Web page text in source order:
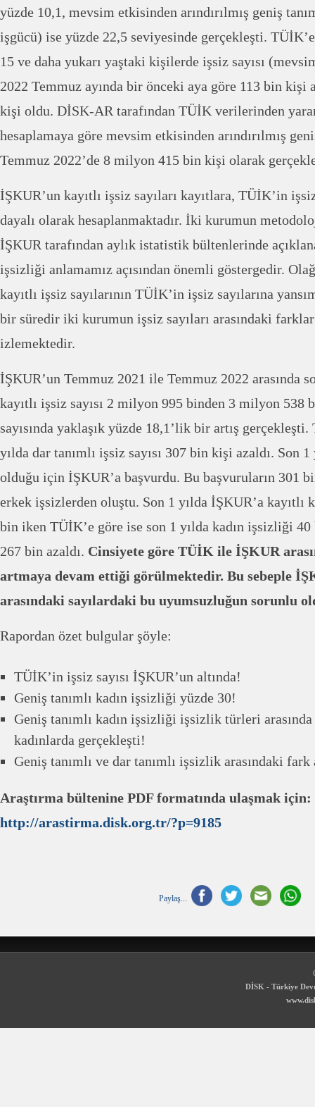
yüzde 10,1, mevsim etkisinden arındırılmış geniş
işgücü) ise yüzde 22,5 seviyesinde gerçekleşti.
15 ve daha yukarı yaştaki kişilerde işsiz sayısı
2022 Temmuz ayında bir önceki aya göre 113 bin
kişi oldu. DİSK-AR tarafından TÜİK verilerinden
hesaplamaya göre mevsim etkisinden arındırılmış
Temmuz 2022’de 8 milyon 415 bin kişi olarak
İŞKUR’un kayıtlı işsiz sayıları kayıtlara, TÜİK’in
dayalı olarak hesaplanmaktadır. İki kurumun
İŞKUR tarafından aylık istatistik bültenlerinde
işsizliği anlamamız açısından önemli göstergedir.
kayıtlı işsiz sayılarının TÜİK’in işsiz sayılarına
bir süredir iki kurumun işsiz sayıları arasındaki
izlemektedir.
İŞKUR’un Temmuz 2021 ile Temmuz 2022 arasında
kayıtlı işsiz sayısı 2 milyon 995 binden 3 milyon 538
sayısında yaklaşık yüzde 18,1’lik bir artış
yılda dar tanımlı işsiz sayısı 307 bin kişi azaldı. Son
olduğu için İŞKUR’a başvurdu. Bu başvuruların 301
erkek işsizlerden oluştu. Son 1 yılda İŞKUR’a kayıtlı
bin iken TÜİK’e göre ise son 1 yılda kadın işsizliği
267 bin azaldı. Cinsiyete göre TÜİK ile İŞKUR
artmaya devam ettiği görülmektedir. Bu sebeple
arasındaki sayılardaki bu uyumsuzluğun sorunlu
Rapordan özet bulgular şöyle:
TÜİK’in işsiz sayısı İŞKUR’un altında!
Geniş tanımlı kadın işsizliği yüzde 30!
Geniş tanımlı kadın işsizliği işsizlik türleri
kadınlarda gerçekleşti!
Geniş tanımlı ve dar tanımlı işsizlik arasındaki
Araştırma bültenine PDF formatında ulaşmak için:
http://arastirma.disk.org.tr/?p=9185
Paylaş...
DİSK - Türkiye